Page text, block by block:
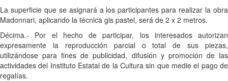
La superficie que se asignará a los participantes para realizar la obra
Madonnari, aplicando la técnica gis pastel, será de 2 x 2 metros.
Décima.- Por el hecho de participar, los interesados autorizan
expresamente la reproducción parcial o total de sus piezas,
utilizándose para fines de publicidad, difusión y promoción de las
actividades del Instituto Estatal de la Cultura sin que medie el pago de
regalías.